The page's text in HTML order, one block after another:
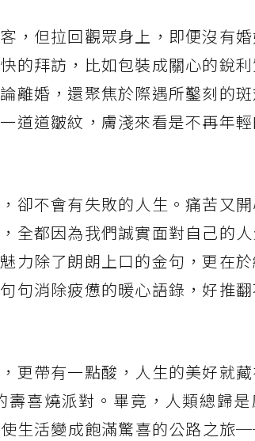
，但拉回觀眾身上，即便沒有
的拜訪，比如包裝成關心的銳
離婚，還聚焦於際遇所鑿刻的
道道皺紋，膚淺來看是不再年
卻不會有失敗的人生。痛苦又
全都因為我們誠實面對自己的
力除了朗朗上口的金句，更在
句消除疲憊的暖心語錄，好推
更帶有一點酸，人生的美好就
喜燒派對。畢竟，人類總歸
生活變成飽滿驚喜的公路之旅